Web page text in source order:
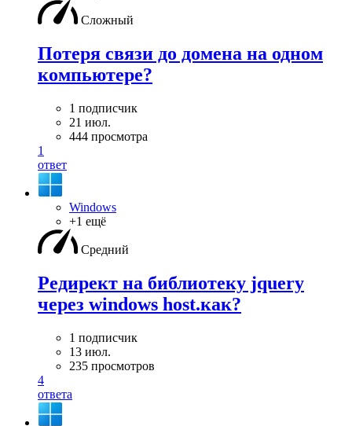
Сложный
Потеря связи до домена на одном
компьютере?
1 подписчик
21 июл.
444 просмотра
1
ответ
Windows
+1 ещё
Средний
Редирект на библиотеку jquery
через windows host.как?
1 подписчик
13 июл.
235 просмотров
4
ответа